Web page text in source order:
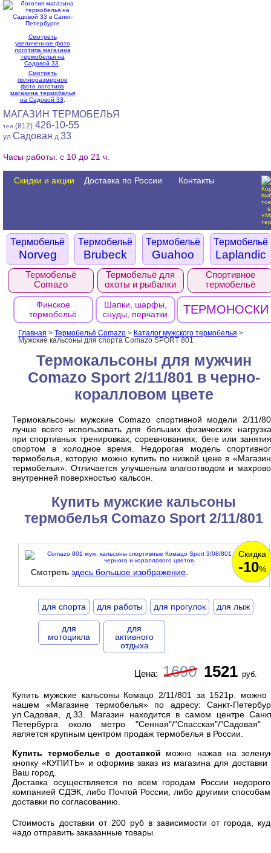
Смотреть
увеличенное фото
логотипа магазина
термобелья на
Садовой 33
Смотреть
полноразмерное
фото логотипа
магазина термобелья
на Садовой 33
МАГАЗИН ТЕРМОБЕЛЬЯ
тел. (812) 426-10-55
ул.Садовая д.33
Часы работы: с 10 до 21 ч.
Скидки и акции Доставка по России Контакты
Термобельё
Comazo
Термобельё для
охоты и рыбалки
Спортивное
термобельё
Финское
термобельё
Шапки, шарфы,
снуды, перчатки
ТЕРМОНОСКИ
Главная > Термобельё Comazo > Каталог мужского термобелья >
Мужские кальсоны для спорта Comazo SPORT 801
Термокальсоны для мужчин
Comazo Sport 2/11/801 в черно-
коралловом цвете
Термокальсоны мужские Comazo спортивной модели 2/11/
лучше всего использовать для больших физических
при спортивных тренировках, соревнованиях, беге или
спортом в холодное время. Недорогая модель
термобелья, которую можно купить по низкой цене в
термобелья». Отличается улучшеным влагоотводом и
внутренней поверхностью кальсон.
Купить мужские кальсоны
термобелья Comazo Sport 2/11/801
Скидка
-10%
Смотреть здесь большое изображение.
для спорта для работы для прогулок для лыж
для
мотоцикла
для
активного
отдыха
Цена: 1690 1521 руб.
Купить мужские кальсоны Комацо 2/11/801 за 1521р. можно
нашем «Магазине термобелья» по адресу: Санкт-
ул.Садовая, д.33. Магазин находится в самом центре
Петербурга около метро "Сенная"/"Спасская"/"Садовая"
является крупным центром продаж термобелья в России.
Купить термобелье с доставкой можно нажав на
кнопку «КУПИТЬ» и оформив заказ из магазина для доставки
Ваш город.
Доставка осуществляется по всем городам России
компанией СДЭК, либо Почтой России, либо другими
доставки по согласованию.
Cтоимость доставки от 200 руб в зависимости от города,
надо отправить заказанные товары.
Термобельё
Norveg
Термобельё
Brubeck
Термобельё
Guahoo
Термобельё
Laplandic